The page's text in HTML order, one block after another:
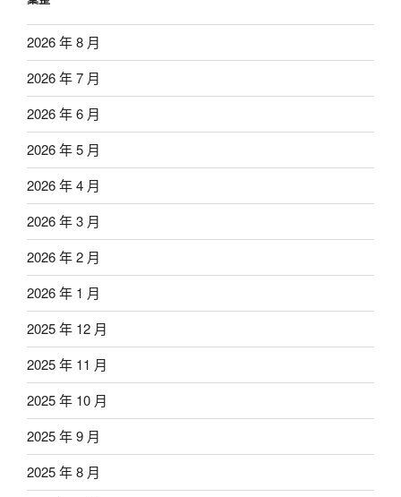
2026 年 8 月
2026 年 7 月
2026 年 6 月
2026 年 5 月
2026 年 4 月
2026 年 3 月
2026 年 2 月
2026 年 1 月
2025 年 12 月
2025 年 11 月
2025 年 10 月
2025 年 9 月
2025 年 8 月